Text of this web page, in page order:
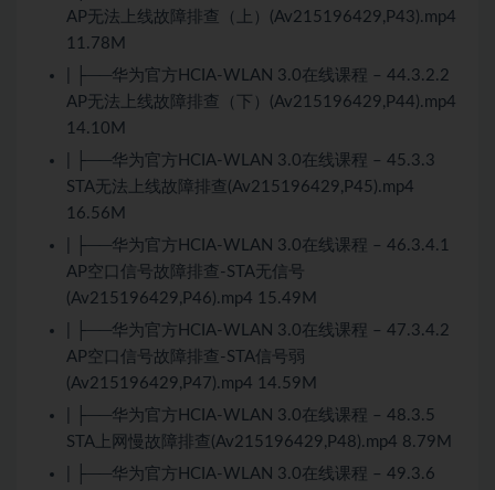
AP无法上线故障排查（上）(Av215196429,P43).mp4
11.78M
| ├──华为官方HCIA-WLAN 3.0在线课程 – 44.3.2.2
AP无法上线故障排查（下）(Av215196429,P44).mp4
14.10M
| ├──华为官方HCIA-WLAN 3.0在线课程 – 45.3.3
STA无法上线故障排查(Av215196429,P45).mp4
16.56M
| ├──华为官方HCIA-WLAN 3.0在线课程 – 46.3.4.1
AP空口信号故障排查-STA无信号
(Av215196429,P46).mp4 15.49M
| ├──华为官方HCIA-WLAN 3.0在线课程 – 47.3.4.2
AP空口信号故障排查-STA信号弱
(Av215196429,P47).mp4 14.59M
| ├──华为官方HCIA-WLAN 3.0在线课程 – 48.3.5
STA上网慢故障排查(Av215196429,P48).mp4 8.79M
| ├──华为官方HCIA-WLAN 3.0在线课程 – 49.3.6